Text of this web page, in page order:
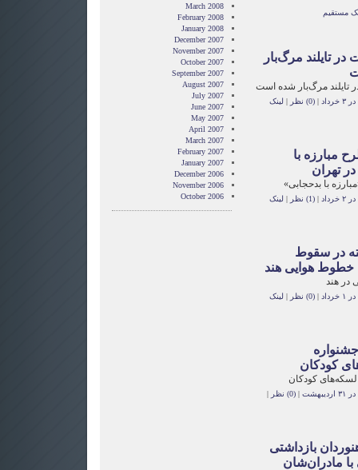
مستقیم
در تایلند مرگ‌بار
تایلند مرگ‌بار شده است
|(0) نظر | لینک
مبارزه با
تهران
با بدحجابی»
|(1) نظر | لینک
در سقوط
خطوط هوایی هند
در هند
|(0) نظر | لینک
کودکان
کودکان
|(0) نظر |
بازداشتی
با مادران‌شان
March 2008
February 2008
January 2008
December 2007
November 2007
October 2007
September 2007
August 2007
July 2007
June 2007
May 2007
April 2007
March 2007
February 2007
January 2007
December 2006
November 2006
October 2006